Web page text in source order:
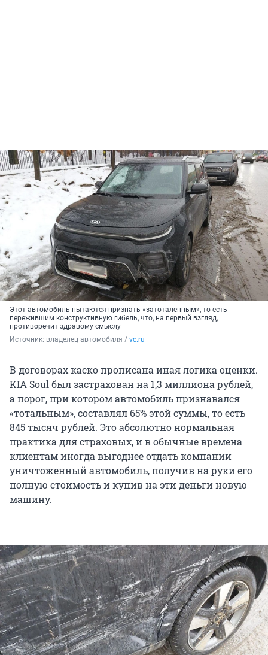
Этот автомобиль пытаются признать «затоталенным», то есть
пережившим конструктивную гибель, что, на первый взгляд,
противоречит здравому смыслу
Источник: владелец автомобиля / vc.ru
В договорах каско прописана иная логика оценки.
KIA Soul был застрахован на 1,3 миллиона рублей,
а порог, при котором автомобиль признавался
«тотальным», составлял 65% этой суммы, то есть
845 тысяч рублей. Это абсолютно нормальная
практика для страховых, и в обычные времена
клиентам иногда выгоднее отдать компании
уничтоженный автомобиль, получив на руки его
полную стоимость и купив на эти деньги новую
машину.